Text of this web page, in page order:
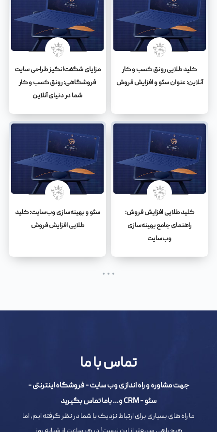
کلید طلایی رونق کسب و کار
آنلاین: عنوان سئو و افزایش فروش
مزایای شگفت‌انگیز طراحی سایت
فروشگاهی: رونق کسب و کار
شما در دنیای آنلاین
کلید طلایی افزایش فروش:
راهنمای جامع بهینه‌سازی
وب‌سایت
سئو و بهینه‌سازی وب‌سایت: کلید
طلایی افزایش فروش
تماس با ما
جهت مشاوره و راه اندازی وب سایت - فروشگاه اینترنتی -
سئو - CRM و... باما تماس بگیرید
ما راه های بسیاری برای ارتباط نزدیک با شما در نظر گرفته ایم، اما